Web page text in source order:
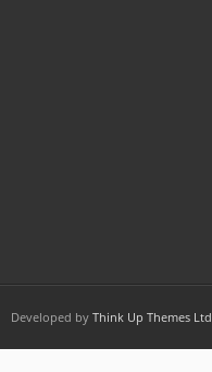
Developed by Think Up Themes Ltd